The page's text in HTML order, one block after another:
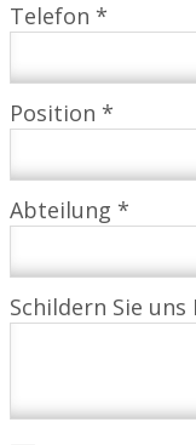
Telefon *
Position *
Abteilung *
Schildern Sie